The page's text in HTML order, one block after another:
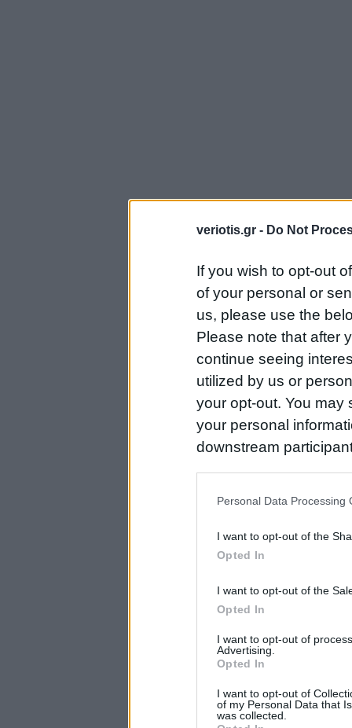
veriotis.gr - Do Not
If you wish to opt-out
of your personal or
us, please use the
Please note that after
continue seeing
utilized by us or
your opt-out. You may
your personal
downstream
us to third parties on
Personal Data Processing
I want to opt-out of the
Opted In
I want to opt-out of the
Opted In
I want to opt-out of
Advertising.
Opted In
I want to opt-out of
of my Personal Data that
was collected.